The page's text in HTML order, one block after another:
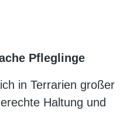
Pfleglinge
in Terrarien großer
Haltung und